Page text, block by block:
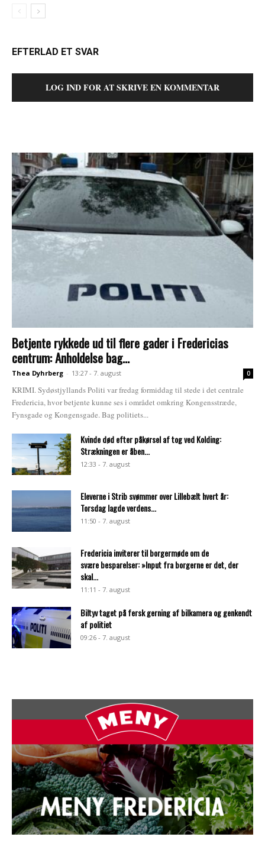
EFTERLAD ET SVAR
LOG IND FOR AT SKRIVE EN KOMMENTAR
Betjente rykkede ud til flere gader i Fredericias
centrum: Anholdelse bag...
Thea Dyhrberg - 13:27 - 7. august 0
KRIMI. Sydøstjyllands Politi var fredag formiddag til stede i det centrale
Fredericia, hvor betjente kunne ses i området omkring Kongensstræde,
Fynsgade og Kongensgade. Bag politiets...
Kvinde død efter påkørsel af tog ved Kolding:
Strækningen er åben...
12:33 - 7. august
Eleverne i Strib svømmer over Lillebælt hvert år:
Torsdag lagde verdens...
11:50 - 7. august
Fredericia inviterer til borgermøde om de
svære besparelser: »Input fra borgerne er det, der
skal...
11:11 - 7. august
Biltyv taget på fersk gerning af bilkamera og genkendt
af politiet
09:26 - 7. august